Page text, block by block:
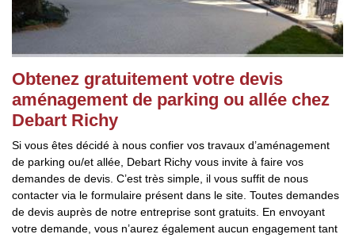
Obtenez gratuitement votre devis
aménagement de parking ou allée chez
Debart Richy
Si vous êtes décidé à nous confier vos travaux d’aménagement
de parking ou/et allée, Debart Richy vous invite à faire vos
demandes de devis. C’est très simple, il vous suffit de nous
contacter via le formulaire présent dans le site. Toutes demandes
de devis auprès de notre entreprise sont gratuits. En envoyant
votre demande, vous n’aurez également aucun engagement tant